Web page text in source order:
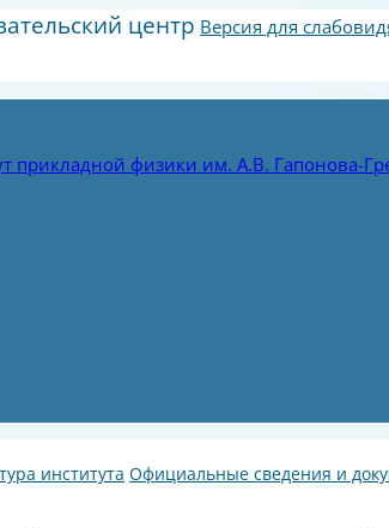
центр Версия для
прикладной физики им. А.В. Гапонова-
института Официальные сведения и